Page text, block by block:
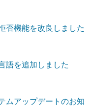
否機能を改良しました
語を追加しました
ムアップデートのお知